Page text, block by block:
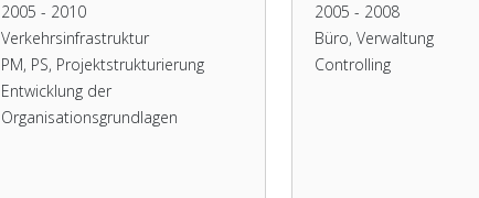
2005 - 2010
Verkehrsinfrastruktur
PM, PS, Projektstrukturierung
Entwicklung der
Organisationsgrundlagen
2005 - 2008
Büro, Verwaltung
Controlling